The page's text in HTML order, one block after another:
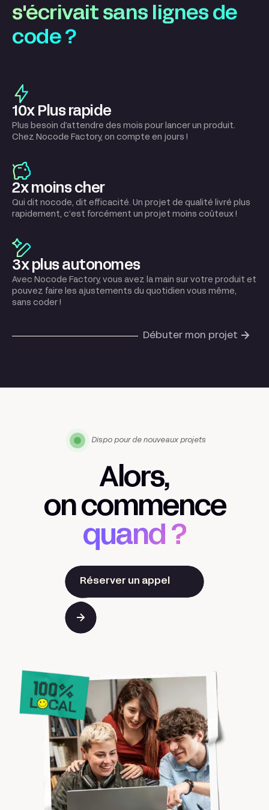
s'écrivait sans lignes de
code ?
10x Plus rapide
Plus besoin d’attendre des mois pour lancer un produit.
Chez Nocode Factory, on compte en jours !
2x moins cher
Qui dit nocode, dit efficacité. Un projet de qualité livré plus
rapidement, c’est forcément un projet moins coûteux !
3x plus autonomes
Avec Nocode Factory, vous avez la main sur votre produit et
pouvez faire les ajustements du quotidien vous même,
sans coder !
Débuter mon projet
Dispo pour de nouveaux projets
Alors,
on commence
quand ?
Réserver un appel